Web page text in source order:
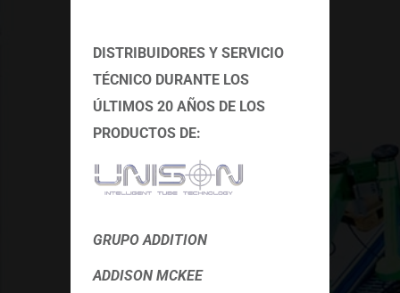
DISTRIBUIDORES Y SERVICIO
TÉCNICO DURANTE LOS
ÚLTIMOS 20 AÑOS DE LOS
PRODUCTOS DE:
GRUPO ADDITION
ADDISON MCKEE